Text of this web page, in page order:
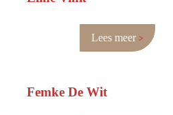
Lees meer
Femke De Wit